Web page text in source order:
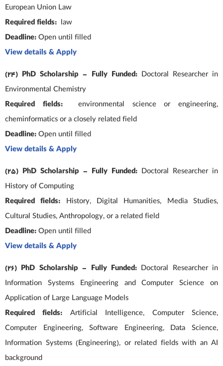
European Union Law
Required fields: law
Deadline:Open until filled
View details & Apply
(24) PhD Scholarship – Fully Funded:Doctoral Researcher in
Environmental Chemistry
Required fields:
environmental science or engineering,
cheminformatics or a closely related field
Deadline:Open until filled
View details & Apply
(25) PhD Scholarship – Fully Funded: Doctoral Researcher in
History of Computing
Required fields: History, Digital Humanities, Media Studies,
Cultural Studies, Anthropology, or a related field
Deadline:Open until filled
View details & Apply
(26) PhD Scholarship – Fully Funded:Doctoral Researcher in
Information Systems Engineering and Computer Science on
Application of Large Language Models
Required fields: Artificial Intelligence, Computer Science,
Computer Engineering, Software Engineering, Data Science,
Information Systems (Engineering), or related fields with an AI
background